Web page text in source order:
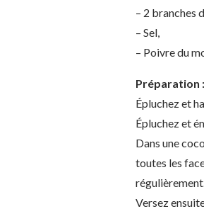
– 2 branches
– Sel,
– Poivre du
Préparation :
Épluchezet
Épluchezet
Dans une
toutes les
Versez